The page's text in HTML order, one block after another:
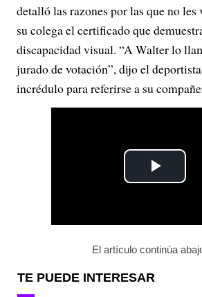
detalló las razones por las que no
su colega el certificado que
discapacidad visual. “A Walter lo
jurado de votación”, dijo el
incrédulo para referirse a su
P
a
El artículo continúa
TE PUEDE INTERESAR